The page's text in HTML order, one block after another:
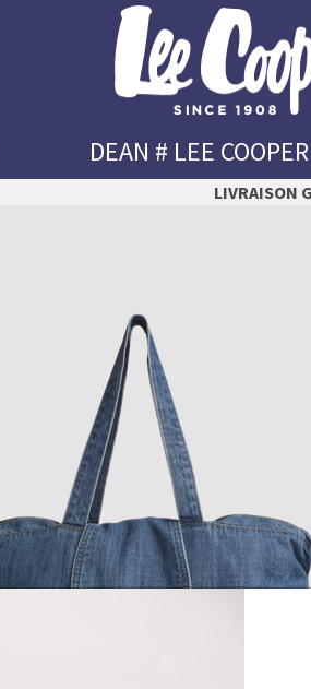
DEAN # LEE COOPER
LIVRAISON